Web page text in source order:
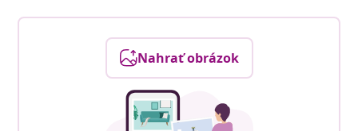
Nahrať obrázok